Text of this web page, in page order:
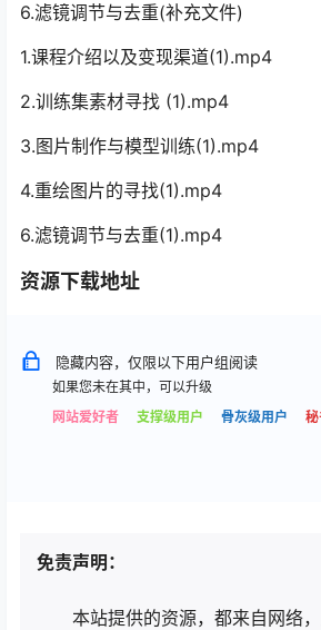
6.滤镜调节与去重(补充文件)
1.课程介绍以及变现渠道(1).mp4
2.训练集素材寻找 (1).mp4
3.图片制作与模型训练(1).mp4
4.重绘图片的寻找(1).mp4
6.滤镜调节与去重(1).mp4
资源下载地址
隐藏内容，仅限以下用户组阅读
如果您未在其中，可以升级
网站爱好者
支撑级用户 骨灰级用户
免责声明：
本站提供的资源，都来自网络